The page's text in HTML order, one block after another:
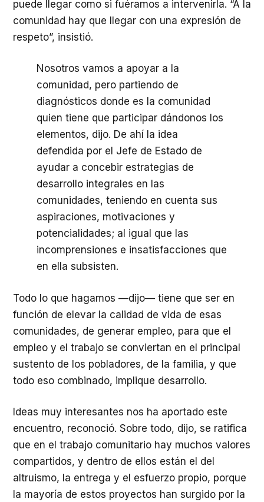
puede llegar como si fuéramos a intervenirla. “A la
comunidad hay que llegar con una expresión de
respeto”, insistió.
Nosotros vamos a apoyar a la
comunidad, pero partiendo de
diagnósticos donde es la comunidad
quien tiene que participar dándonos los
elementos, dijo. De ahí la idea
defendida por el Jefe de Estado de
ayudar a concebir estrategias de
desarrollo integrales en las
comunidades, teniendo en cuenta sus
aspiraciones, motivaciones y
potencialidades; al igual que las
incomprensiones e insatisfacciones que
en ella subsisten.
Todo lo que hagamos —dijo— tiene que ser en
función de elevar la calidad de vida de esas
comunidades, de generar empleo, para que el
empleo y el trabajo se conviertan en el principal
sustento de los pobladores, de la familia, y que
todo eso combinado, implique desarrollo.
Ideas muy interesantes nos ha aportado este
encuentro, reconoció. Sobre todo, dijo, se ratifica
que en el trabajo comunitario hay muchos valores
compartidos, y dentro de ellos están el del
altruismo, la entrega y el esfuerzo propio, porque
la mayoría de estos proyectos han surgido por la